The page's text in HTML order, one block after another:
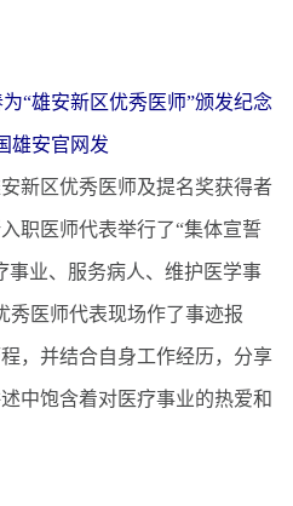
“雄安新区优秀医师”颁发纪念
雄安官网发
区优秀医师及提名奖获得者
职医师代表举行了“集体宣誓
事业、服务病人、维护医学事
秀医师代表现场作了事迹报
，并结合自身工作经历，分享
中饱含着对医疗事业的热爱和